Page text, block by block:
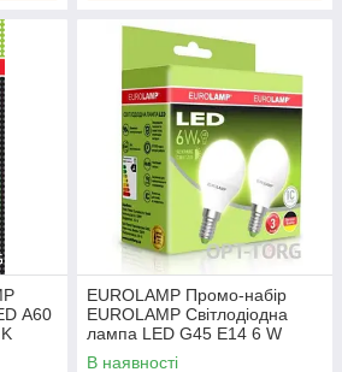
А60
EUROLAMP Промо-набір
EUROLAMP Світлодіодна
лампа LED G45 E14 6 W
4000 K акція 1+1 (24)
В наявності